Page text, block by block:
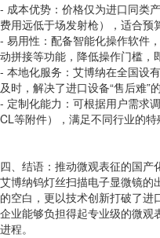
- 成本优势：价格仅为进口同类
费用远低于场发射枪），适合预
- 易用性：配备智能化操作软件
动拼接等功能，降低操作门槛，
- 本地化服务：艾博纳在全国设
及时，解决了进口设备“售后难”
- 定制化能力：可根据用户需求
CL等附件），满足不同行业的特
四、结语：推动微观表征的国产
艾博纳钨灯丝扫描电子显微镜的
的空白，更以技术创新打破了
企业能够负担得起专业级的微观
进程。